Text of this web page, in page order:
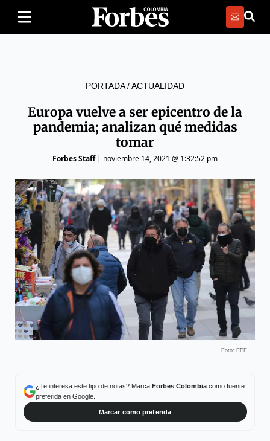
PORTADA/ACTUALIDAD
Europa vuelve a ser epicentro de la
pandemia; analizan qué medidas
tomar
Forbes Staff| noviembre 14, 2021 @ 1:32:52 pm
Foto: EFE.
¿Te interesa este tipo de notas? Marca Forbes Colombiacomo fuente
preferida en Google.
Marcar como preferida